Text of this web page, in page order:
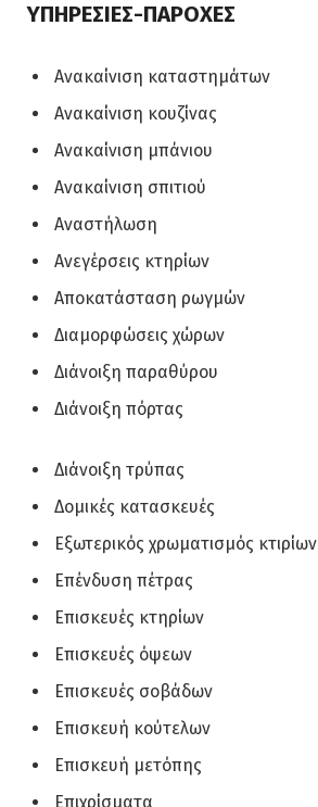
ΥΠΗΡΕΣΙΕΣ-ΠΑΡΟΧΕΣ
Ανακαίνιση καταστημάτων
Ανακαίνιση κουζίνας
Ανακαίνιση μπάνιου
Ανακαίνιση σπιτιού
Αναστήλωση
Ανεγέρσεις κτηρίων
Αποκατάσταση ρωγμών
Διαμορφώσεις χώρων
Διάνοιξη παραθύρου
Διάνοιξη πόρτας
Διάνοιξη τρύπας
Δομικές κατασκευές
Εξωτερικός χρωματισμός κτιρίων
Επένδυση πέτρας
Επισκευές κτηρίων
Επισκευές όψεων
Επισκευές σοβάδων
Επισκευή κούτελων
Επισκευή μετόπης
Επιχρίσματα